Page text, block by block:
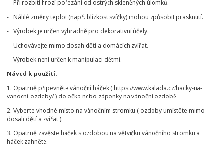
- Při rozbití hrozí pořezání od ostrých skleněných úlomků.
- Náhlé změny teplot (např. blízkost svíčky) mohou způsobit prasknutí.
- Výrobek je určen výhradně pro dekorativní účely.
- Uchovávejte mimo dosah dětí a domácích zvířat.
- Výrobek není určen k manipulaci dětmi.
Návod k použití:
1. Opatrně připevněte vánoční háček ( https://www.kalada.cz/hacky-na-
vanocni-ozdoby/ ) do očka nebo záponky na vánoční ozdobě
2. Vyberte vhodné místo na vánočním stromku ( ozdoby umístěte mimo
dosah dětí a zvířat ).
3. Opatrně zavěste háček s ozdobou na větvičku vánočního stromku a
háček zahněte.